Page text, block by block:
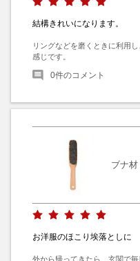
結構きれいになります。
リングなどを磨くときに利用
感じです。
0件のコメント
ブナ
お洋服のほこり埃落としに
外から帰ってきたら、玄関で